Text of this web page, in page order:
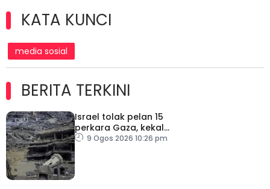
KATA KUNCI
media sosial
BERITA TERKINI
Israel tolak pelan 15
perkara Gaza, kekal
desak Hamas lucut
9 Ogos 2026 10:26 pm